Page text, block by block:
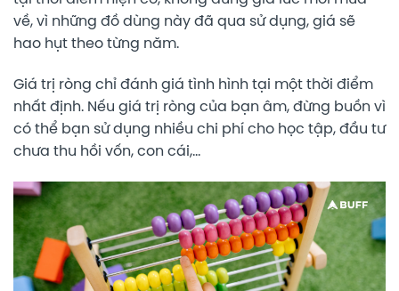
về, vì những đồ dùng này đã qua sử dụng, giá sẽ
hao hụt theo từng năm.
Giá trị ròng chỉ đánh giá tình hình tại một thời điểm
nhất định. Nếu giá trị ròng của bạn âm, đừng buồn vì
có thể bạn sử dụng nhiều chi phí cho học tập, đầu tư
chưa thu hồi vốn, con cái,…